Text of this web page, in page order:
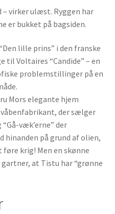
virker ulæst. Ryggen har
er bukket på bagsiden.
lille prins” i den franske
Voltaires “Candide” – en
problemstillinger på en
Mors elegante hjem
våbenfabrikant, der sælger
“Gå-væk’erne” der
hinanden på grund af olien,
krig! Men en skønne
at Tistu har “grønne